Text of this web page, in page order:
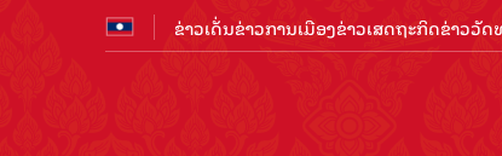
ຂ່າວເດັ່ນຂ່າວການເມືອງຂ່າວເສດຖະກິດຂ່າວວັດ